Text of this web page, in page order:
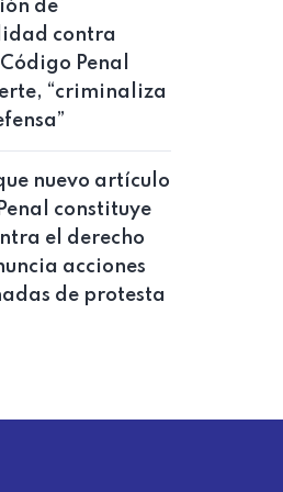
de
contra
Penal
“criminaliza
nuevo artículo
constituye
el derecho
acciones
de protesta